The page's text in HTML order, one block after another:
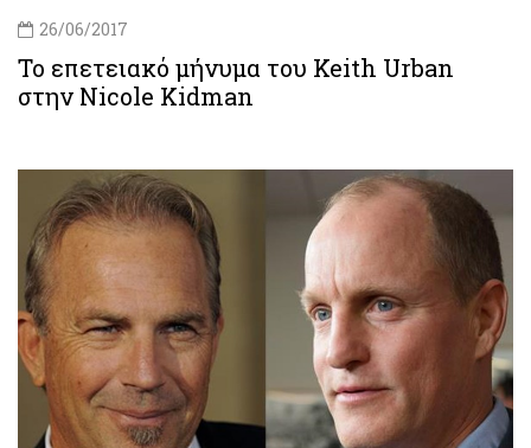
26/06/2017
Το επετειακό μήνυμα του Keith Urban
στην Nicole Kidman